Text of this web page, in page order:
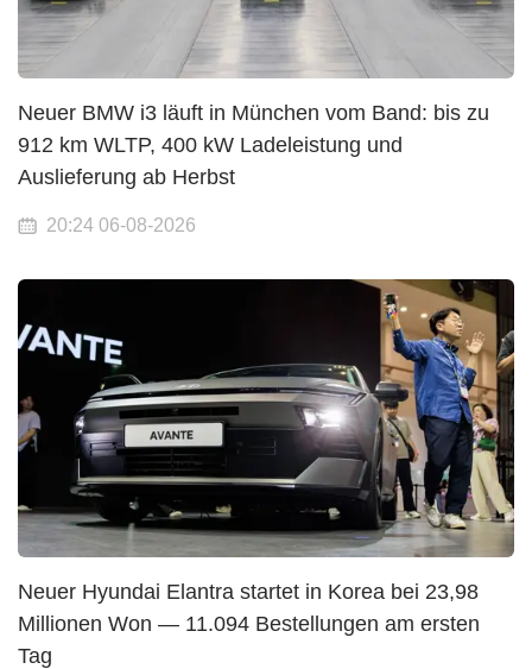
Neuer BMW i3 läuft in München vom Band: bis zu
912 km WLTP, 400 kW Ladeleistung und
Auslieferung ab Herbst
20:24 06-08-2026
Neuer Hyundai Elantra startet in Korea bei 23,98
Millionen Won — 11.094 Bestellungen am ersten
Tag